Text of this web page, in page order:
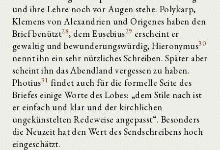
und ihre Lehre noch vor Augen stehe. Polykarp,
Klemens von Alexandrien und Origenes haben den
Brief benützt28, dem Eusebius29 erscheint er
gewaltig und bewunderungswürdig, Hieronymus30
nennt ihn ein sehr nützliches Schreiben. Später aber
scheint ihn das Abendland vergessen zu haben.
Photius31 findet auch für die formelle Seite des
Briefes einige Worte des Lobes: „dem Stile nach ist
er einfach und klar und der kirchlichen
ungekünstelten Redeweise angepasst“. Besonders
die Neuzeit hat den Wert des Sendschreibens hoch
eingeschätzt.